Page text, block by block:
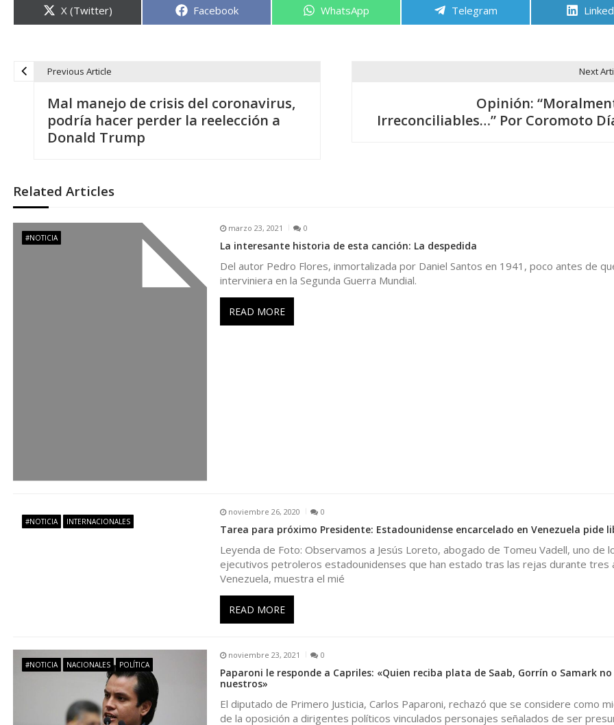
Compartir
en
X (Twitter) Compartir
Facebook Compartir
WhatsApp Compartir
Telegram
e
g
n
d
Previous Article
Mal manejo de crisis del coronavirus,
podría hacer perder la reelección a
Donald Trump
Next
Opinión:
Irreconciliables…” Por Coromoto
Related Articles
#NOTICIA
marzo 23, 2021 0
La interesante historia de esta canción: La despedida
Del autor Pedro Flores, inmortalizada por Daniel Santos en 1941, poco antes de
interviniera en la Segunda Guerra Mundial.
READ MORE
#NOTICIA INTERNACIONALES
noviembre 26, 2020 0
Tarea para próximo Presidente: Estadounidense encarcelado en Venezuela pide
Leyenda de Foto: Observamos a Jesús Loreto, abogado de Tomeu Vadell, uno de
ejecutivos petroleros estadounidenses que han estado tras las rejas durante tres
Venezuela, muestra el mié
READ MORE
#NOTICIA NACIONALES POLÍTICA
noviembre 23, 2021 0
Paparoni le responde a Capriles: «Quien reciba plata de Saab, Gorrín o Samark no
nuestros»
El diputado de Primero Justicia, Carlos Paparoni, rechazó que se considere como
de la oposición a dirigentes políticos vinculados personajes señalados de ser